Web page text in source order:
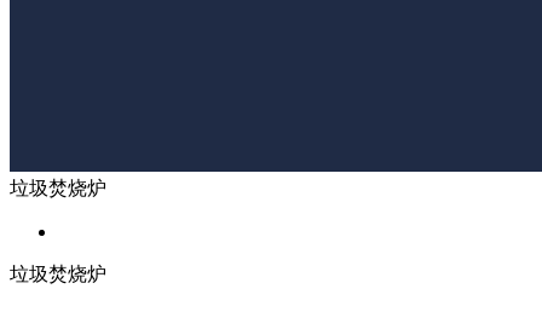
垃圾焚烧炉
垃圾焚烧炉